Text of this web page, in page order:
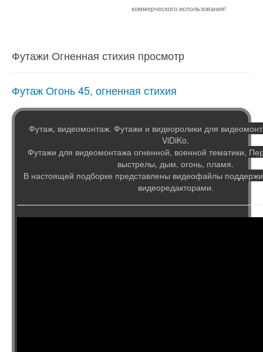
коммерческого использования!
Футажи Огненная стихия просмотр
Футаж Огонь 45, огненная стихия
Футаж, видеомонтаж. Футажи и видеоролики для
ViDiKo.
Футажи для видеомонтажа огненной, военной тематики,
выстрелы, дым, огонь, пламя.
В настоящей подборке представлены видеофайлы
видеоредакторами.